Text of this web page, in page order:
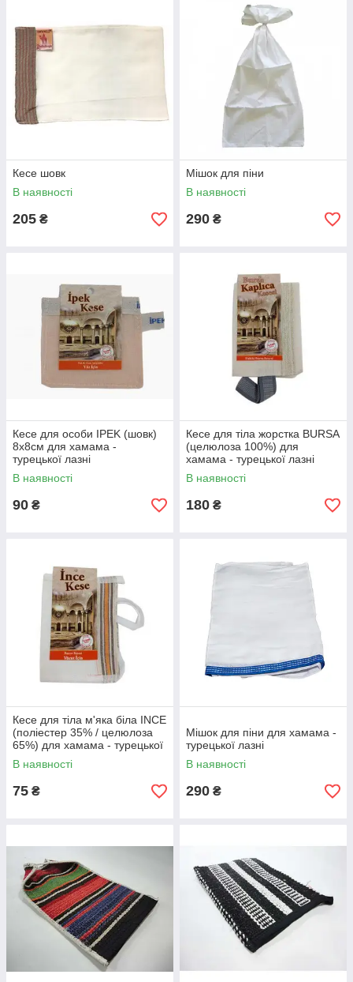
Кесе шовк
В наявності
205 ₴
Мішок для піни
В наявності
290 ₴
Кесе для особи IPEK (шовк)
8х8см для хамама -
турецької лазні
В наявності
90 ₴
Кесе для тіла жорстка BURSA
(целюлоза 100%) для
хамама - турецької лазні
В наявності
180 ₴
Кесе для тіла м'яка біла INCE
(поліестер 35% / целюлоза
65%) для хамама - турецької
лазні
В наявності
75 ₴
Мішок для піни для хамама -
турецької лазні
В наявності
290 ₴